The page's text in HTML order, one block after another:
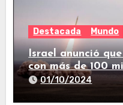
Destacada Mundo
Israel anunció
con más de 100
sirenas en todo el
01/10/2024